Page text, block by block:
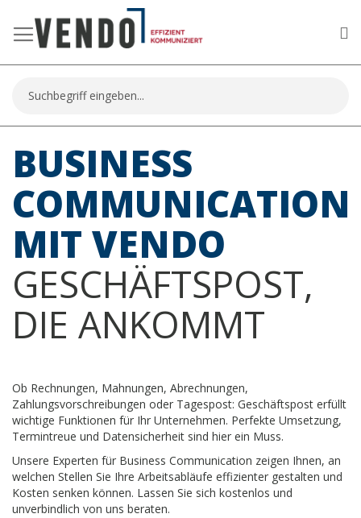
Suche
BUSINESS
COMMUNICATION
MIT VENDO
GESCHÄFTSPOST,
DIE ANKOMMT
Ob Rechnungen, Mahnungen, Abrechnungen,
Zahlungsvorschreibungen oder Tagespost: Geschäftspost erfüllt
wichtige Funktionen für Ihr Unternehmen. Perfekte Umsetzung,
Termintreue und Datensicherheit sind hier ein Muss.
Unsere Experten für Business Communication zeigen Ihnen, an
welchen Stellen Sie Ihre Arbeitsabläufe effizienter gestalten und
Kosten senken können. Lassen Sie sich kostenlos und
unverbindlich von uns beraten.